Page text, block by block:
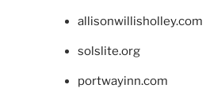
allisonwillisholley.com
solslite.org
portwayinn.com